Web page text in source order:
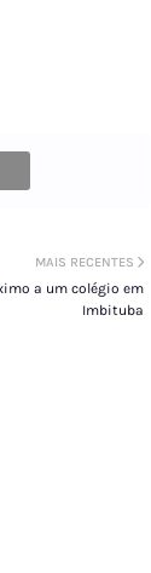
MAIS RECENTES
a um colégio em
Imbituba